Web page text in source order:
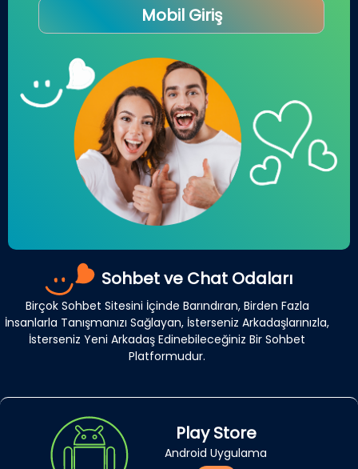
Mobil Giriş
Sohbet ve Chat Odaları
Birçok Sohbet Sitesini İçinde Barındıran, Birden Fazla
İnsanlarla Tanışmanızı Sağlayan, İsterseniz Arkadaşlarınızla,
İsterseniz Yeni Arkadaş Edinebileceğiniz Bir Sohbet
Platformudur.
Play Store
Android Uygulama